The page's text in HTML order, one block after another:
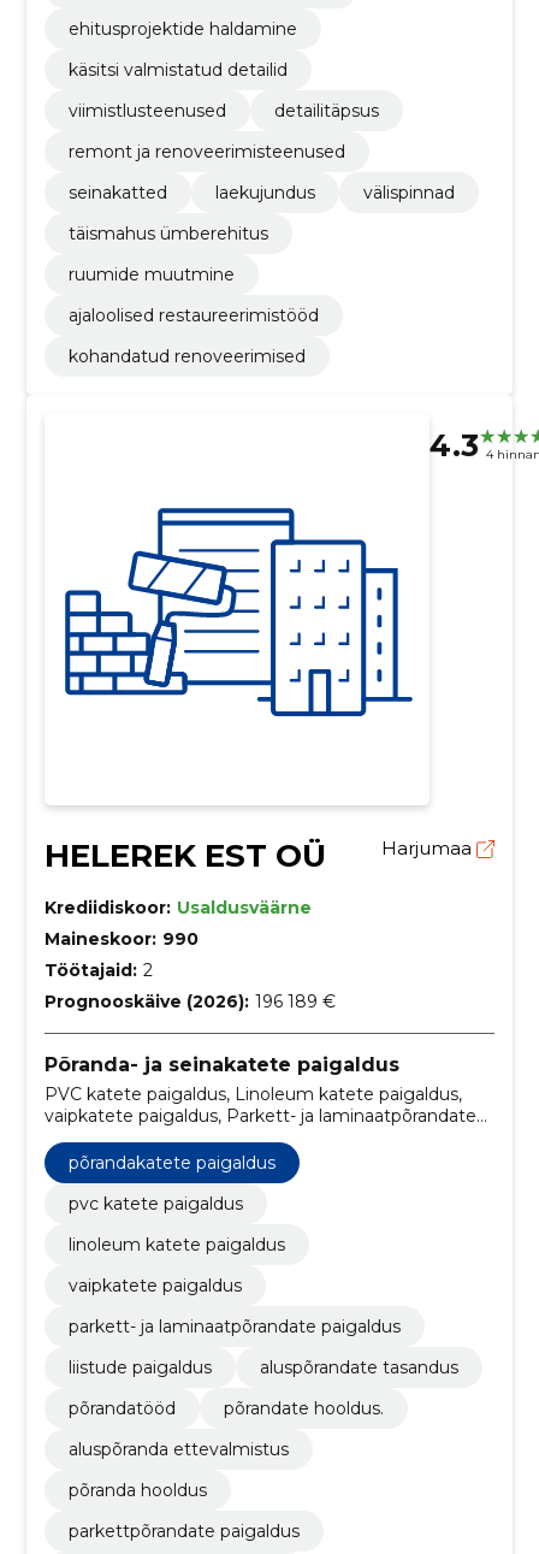
ehitusprojektide haldamine
käsitsi valmistatud detailid
viimistlusteenused
detailitäpsus
remont ja renoveerimisteenused
seinakatted
laekujundus
välispinnad
täismahus ümberehitus
ruumide muutmine
ajaloolised restaureerimistööd
kohandatud renoveerimised
4.3 4
HELEREK EST OÜ Harjumaa
Krediidiskoor: Usaldusväärne
Maineskoor: 990
Töötajaid: 2
Prognooskäive (2026): 196 189 €
Põranda- ja seinakatete paigaldus
PVC katete paigaldus, Linoleum katete paigaldus,
vaipkatete paigaldus, Parkett- ja laminaatpõrandate
paigaldus, liistude paigaldus, Aluspõrandate tasandus,
põrandatööd, põrandate hooldus., Aluspõranda
ettevalmistus, põrandakatete paigaldus
põrandakatete paigaldus
pvc katete paigaldus
linoleum katete paigaldus
vaipkatete paigaldus
parkett- ja laminaatpõrandate paigaldus
liistude paigaldus
aluspõrandate tasandus
põrandatööd
põrandate hooldus.
aluspõranda ettevalmistus
põranda hooldus
parkettpõrandate paigaldus